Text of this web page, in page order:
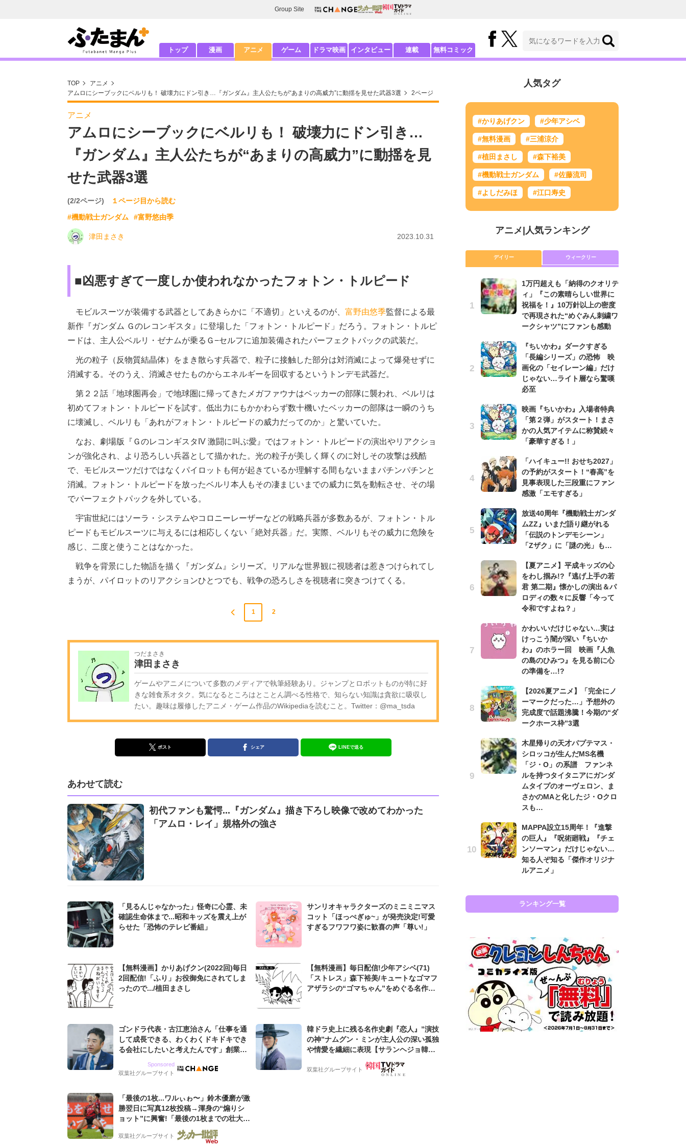
Group Site
トップ 漫画 アニメ ゲーム ドラマ映画 インタビュー 連載 無料コミック
TOP
アニメ
アムロにシーブックにベルリも！ 破壊力にドン引き…『ガンダム』主人公たちが“あまりの高威力”に動揺を見せた武器3選
2ページ
アニメ
アムロにシーブックにベルリも！ 破壊力にドン引き…
『ガンダム』主人公たちが“あまりの高威力”に動揺を見
せた武器3選
(2/2ページ)
１ページ目から読む
#機動戦士ガンダム
#富野悠由季
津田まさき 2023.10.31
■凶悪すぎて一度しか使われなかったフォトン・トルピード
モビルスーツが装備する武器としてあきらかに「不適切」といえるのが、 富野由悠季監督による最
新作『ガンダム Ｇのレコンギスタ』に登場した「フォトン・トルピード」だろう。フォトン・トルピ
ードは、主人公ベルリ・ゼナムが乗るＧ−セルフに追加装備されたパーフェクトパックの武装だ。
光の粒子（反物質結晶体）をまき散らす兵器で、粒子に接触した部分は対消滅によって爆発せずに
消滅する。そのうえ、消滅させたものからエネルギーを回収するというトンデモ武器だ。
第２２話「地球圏再会」で地球圏に帰ってきたメガファウナはベッカーの部隊に襲われ、ベルリは
初めてフォトン・トルピードを試す。低出力にもかかわらず数十機いたベッカーの部隊は一瞬のうち
に壊滅し、ベルリも「あれがフォトン・トルピードの威力だってのか」と驚いていた。
なお、劇場版『ＧのレコンギスタIV 激闘に叫ぶ愛』ではフォトン・トルピードの演出やリアクショ
ンが強化され、より恐ろしい兵器として描かれた。光の粒子が美しく輝くのに対しその攻撃は残酷
で、モビルスーツだけではなくパイロットも何が起きているか理解する間もないままパチンパチンと
消滅。フォトン・トルピードを放ったベルリ本人もその凄まじいまでの威力に気を動転させ、その場
でパーフェクトパックを外している。
宇宙世紀にはソーラ・システムやコロニーレーザーなどの戦略兵器が多数あるが、フォトン・トル
ピードもモビルスーツに与えるには相応しくない「絶対兵器」だ。実際、ベルリもその威力に危険を
感じ、二度と使うことはなかった。
戦争を背景にした物語を描く『ガンダム』シリーズ。リアルな世界観に視聴者は惹きつけられてし
まうが、パイロットのリアクションひとつでも、戦争の恐ろしさを視聴者に突きつけてくる。
1 2
つだまさき
津田まさき
ゲームやアニメについて多数のメディアで執筆経験あり。ジャンプとロボットものが特に好
きな雑食系オタク。気になるところはとことん調べる性格で、知らない知識は貪欲に吸収し
たい。趣味は履修したアニメ・ゲーム作品のWikipediaを読むこと。Twitter：@ma_tsda
ポスト シェア LINEで送る
あわせて読む
初代ファンも驚愕...『ガンダム』描き下ろし映像で改めてわかった
「アムロ・レイ」規格外の強さ
「見るんじゃなかった」怪奇に心霊、未
確認生命体まで...昭和キッズを震え上が
らせた「恐怖のテレビ番組」
サンリオキャラクターズのミニミニマス
コット「ほっぺぎゅ~」が発売決定!可愛
すぎるフワフワ姿に歓喜の声「尊い!」
【無料漫画】かりあげクン(2022回)毎日
2回配信!「ふり」お役御免にされてしま
ったので.../植田まさし
【無料漫画】毎日配信!少年アシベ(71)
「ストレス」森下裕美/キュートなゴマフ
アザラシの“ゴマちゃん”をめぐる名作ギ
ゴンドラ代表・古江恵治さん「仕事を通
して成長できる、わくわくドキドキでき
る会社にしたいと考えたんです」創業来
グ会社のアイデンティティ
Sponsored
双葉社グループサイト
韓ドラ史上に残る名作史劇『恋人』”演技
の神”ナムグン・ミンが主人公の深い孤独
や情愛を繊細に表現【サランヘジョ韓ド
双葉社グループサイト
「最後の1枚...ワルぃゎ〜」鈴木優磨が激
勝翌日に写真12枚投稿→渾身の“煽りシ
ョット”に興奮!「最後の1枚までの壮大な
フリ」「知念くんのことどんだけ好きな
んよw」
双葉社グループサイト
人気タグ
#かりあげクン #少年アシベ
#無料漫画 #三浦涼介
#植田まさし #森下裕美
#機動戦士ガンダム #佐藤流司
#よしだみほ #江口寿史
アニメ| 人気ランキング
デイリー ウィークリー
1万円超えも「納得のクオリテ
ィ」『この素晴らしい世界に
祝福を！』10万針以上の密度
で再現された“めぐみん刺繍ワ
ークシャツ”にファンも感動
『ちいかわ』ダークすぎる
「長編シリーズ」の恐怖 映
画化の「セイレーン編」だけ
じゃない…ライト層なら驚嘆
必至
映画『ちいかわ』入場者特典
「第２弾」がスタート！まさ
かの人気アイテムに称賛続々
「豪華すぎる！」
「ハイキュー!! おせち2027」
の予約がスタート！“春高”を
見事表現した三段重にファン
感激「エモすぎる」
放送40周年『機動戦士ガンダ
ムZZ』いまだ語り継がれる
「伝説のトンデモシーン」
「Zザク」に「謎の光」も…
【夏アニメ】平成キッズの心
をわし掴み!?『逃げ上手の若
君 第二期』懐かしの演出＆パ
ロディの数々に反響「今って
令和ですよね？」
かわいいだけじゃない…実は
けっこう闇が深い『ちいか
わ』のホラー回 映画『人魚
の島のひみつ』を見る前に心
の準備を…!?
【2026夏アニメ】「完全にノ
ーマークだった…」予想外の
完成度で話題沸騰！今期の“ダ
ークホース枠”3選
木星帰りの天才パプテマス・
シロッコが生んだMS名機
「ジ・O」の系譜 ファンネ
ルを持つタイタニアにガンダ
ムタイプのオーヴェロン、ま
さかのMAと化したジ・Oクロ
スも…
MAPPA設立15周年！『進撃
の巨人』『呪術廻戦』『チェ
ンソーマン』だけじゃない…
知る人ぞ知る「傑作オリジナ
ルアニメ」
ランキング一覧